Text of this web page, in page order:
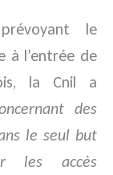
le
à l’entrée de
la Cnil a
des
le seul but
les accès